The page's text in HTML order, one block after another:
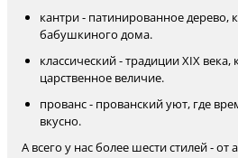
кантри - патинированное дерево,
бабушкиного дома.
классический - традиции XIX века,
царственное величие.
прованс - прованский уют, где
вкусно.
А всего у нас более шести стилей - от